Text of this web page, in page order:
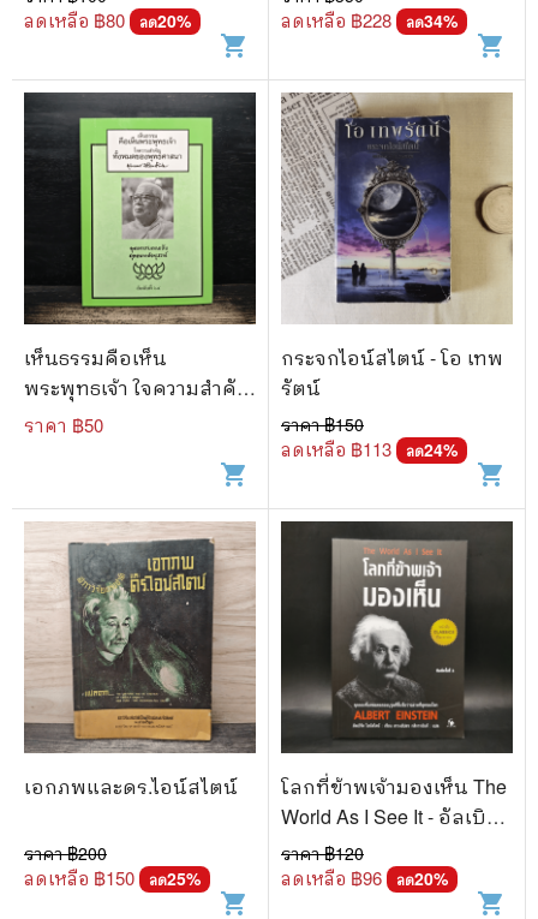
ลดเหลือ ฿80 ลด20%
shopping_cart
ลดเหลือ ฿228 ลด34%
shopping_cart
เห็นธรรมคือเห็น
พระพุทธเจ้า ใจความสำคัญ
ทั้งหมดของพุทธศาสนา
ราคา ฿50
shopping_cart
กระจกไอน์สไตน์ - โอ เทพ
รัตน์
ราคา ฿150
ลดเหลือ ฿113 ลด24%
shopping_cart
เอกภพและดร.ไอน์สไตน์
ราคา ฿200
ลดเหลือ ฿150 ลด25%
shopping_cart
โลกที่ข้าพเจ้ามองเห็น The
World As I See It - อัลเบิร์ต
ไอน์สไตน์
ราคา ฿120
ลดเหลือ ฿96 ลด20%
shopping_cart